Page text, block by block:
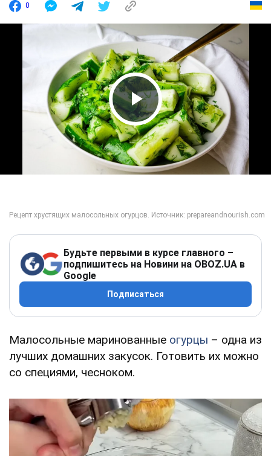
0
Play Video
Будьте первыми в курсе главного –
подпишитесь на Новини на OBOZ.UA в
Google
Подписаться
Малосольные маринованные огурцы – одна из
лучших домашних закусок. Готовить их можно
со специями, чесноком.